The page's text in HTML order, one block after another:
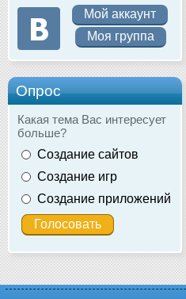
Мой аккаунт
Моя группа
Опрос
Какая тема Вас интересует
больше?
Создание сайтов
Создание игр
Создание приложений